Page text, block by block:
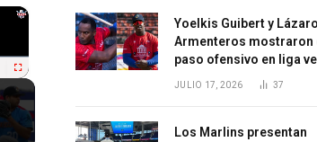
×
Fullscreen
Yoelkis Guibert y Lázaro
Armenteros mostraron
paso ofensivo en liga
JULIO 17, 2026 37
Los Marlins presentan